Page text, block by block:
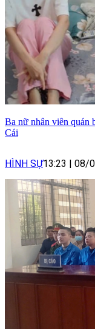
Ba nữ nhân viên quán
Cái
HÌNH SỰ13:23 08/